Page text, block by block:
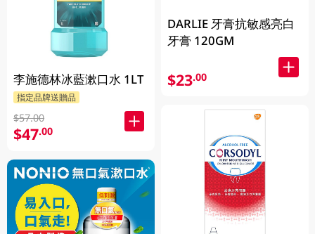
李施德林冰藍漱口水 1LT
指定品牌送贈品
$57.00
$47.00
DARLIE 牙膏抗敏感亮白
牙膏 120GM
$23.00